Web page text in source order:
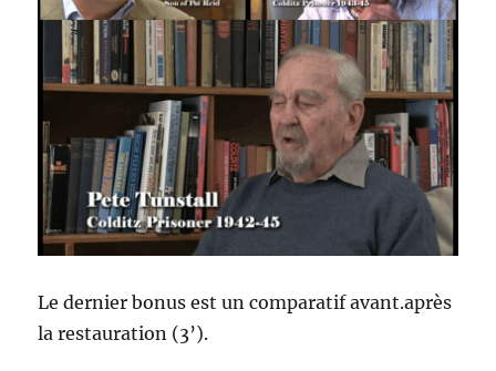
Le dernier bonus est un comparatif avant.après
la restauration (3’).